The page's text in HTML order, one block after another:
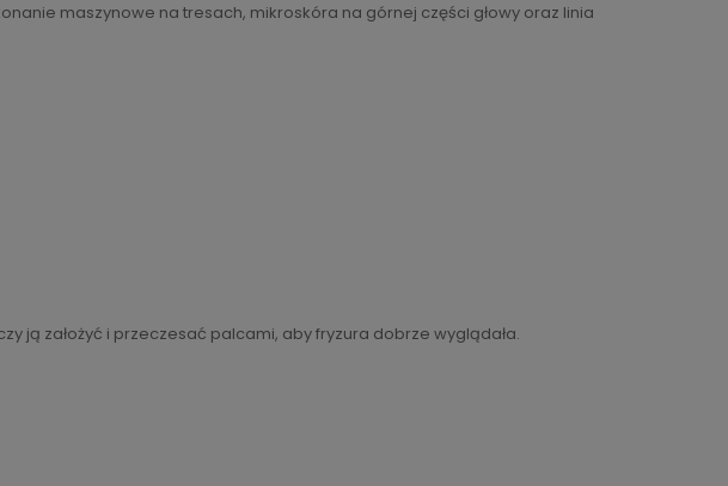
maszynowe na tresach, mikroskóra na górnej części głowy oraz linia
ją założyć i przeczesać palcami, aby fryzura dobrze wyglądała.